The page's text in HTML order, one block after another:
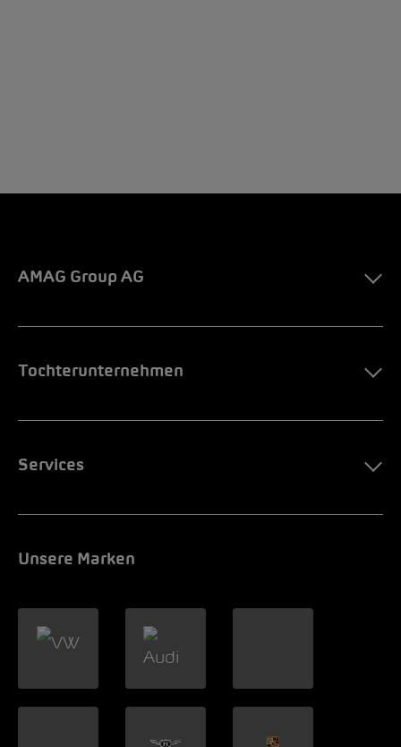
AMAG Group AG
Tochterunternehmen
Services
Unsere Marken